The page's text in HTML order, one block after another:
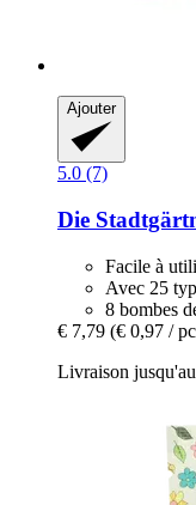
Ajouter
5.0 (7)
Die
Facile à
Avec 25
8 bombes
€ 7,79 (€ 0,97 /
Livraison